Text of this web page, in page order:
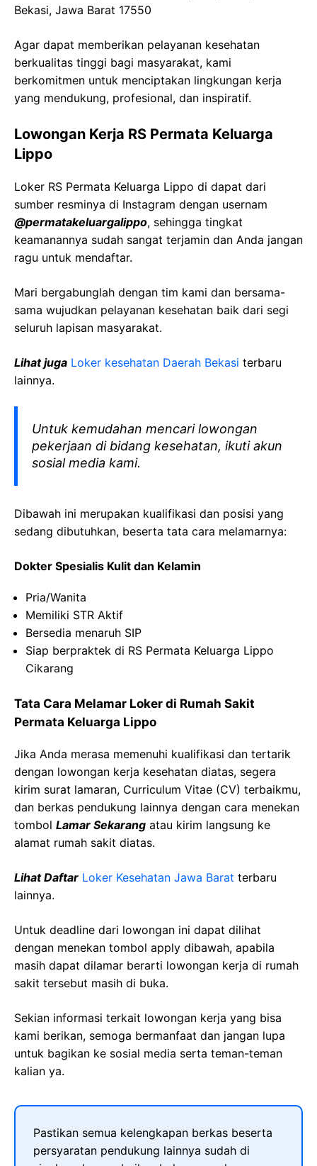
Bekasi, Jawa Barat 17550
Agar dapat memberikan pelayanan kesehatan
berkualitas tinggi bagi masyarakat, kami
berkomitmen untuk menciptakan lingkungan kerja
yang mendukung, profesional, dan inspiratif.
Lowongan Kerja RS Permata Keluarga
Lippo
Loker RS Permata Keluarga Lippo di dapat dari
sumber resminya di Instagram dengan usernam
@permatakeluargalippo, sehingga tingkat
keamanannya sudah sangat terjamin dan Anda jangan
ragu untuk mendaftar.
Mari bergabunglah dengan tim kami dan bersama-
sama wujudkan pelayanan kesehatan baik dari segi
seluruh lapisan masyarakat.
Lihat juga Loker kesehatan Daerah Bekasi terbaru
lainnya.
Untuk kemudahan mencari lowongan
pekerjaan di bidang kesehatan, ikuti akun
sosial media kami.
Dibawah ini merupakan kualifikasi dan posisi yang
sedang dibutuhkan, beserta tata cara melamarnya:
Dokter Spesialis Kulit dan Kelamin
Pria/Wanita
Memiliki STR Aktif
Bersedia menaruh SIP
Siap berpraktek di RS Permata Keluarga Lippo
Cikarang
Tata Cara Melamar Loker di Rumah Sakit
Permata Keluarga Lippo
Jika Anda merasa memenuhi kualifikasi dan tertarik
dengan lowongan kerja kesehatan diatas, segera
kirim surat lamaran, Curriculum Vitae (CV) terbaikmu,
dan berkas pendukung lainnya dengan cara menekan
tombol Lamar Sekarang atau kirim langsung ke
alamat rumah sakit diatas.
Lihat Daftar Loker Kesehatan Jawa Barat terbaru
lainnya.
Untuk deadline dari lowongan ini dapat dilihat
dengan menekan tombol apply dibawah, apabila
masih dapat dilamar berarti lowongan kerja di rumah
sakit tersebut masih di buka.
Sekian informasi terkait lowongan kerja yang bisa
kami berikan, semoga bermanfaat dan jangan lupa
untuk bagikan ke sosial media serta teman-teman
kalian ya.
Pastikan semua kelengkapan berkas beserta
persyaratan pendukung lainnya sudah di